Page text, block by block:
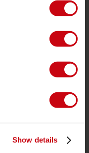
Show details